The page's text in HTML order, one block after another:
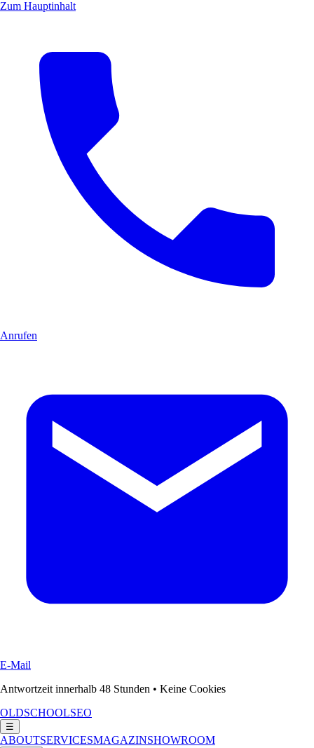
Zum Hauptinhalt
Anrufen
E-Mail
Antwortzeit innerhalb 48 Stunden • Keine Cookies
OLDSCHOOLSEO
☰
ABOUTSERVICESMAGAZINSHOWROOM